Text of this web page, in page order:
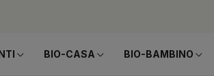
BIO-CASA BIO-BAMBINO